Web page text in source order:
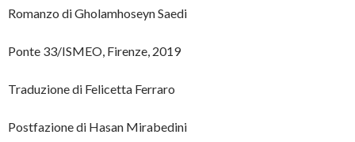
Romanzo di Gholamhoseyn Saedi
Ponte 33/ISMEO, Firenze, 2019
Traduzione di Felicetta Ferraro
Postfazione di Hasan Mirabedini